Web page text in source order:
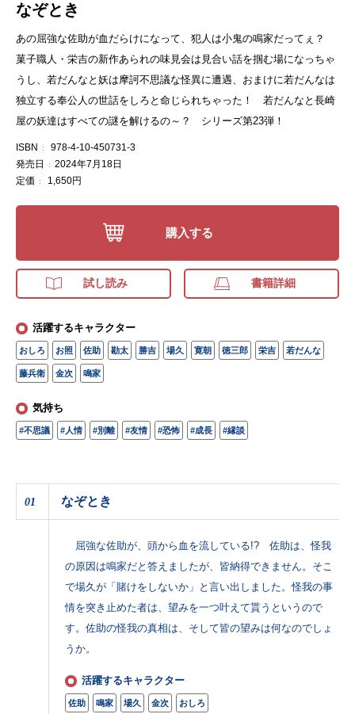
なぞとき
あの屈強な佐助が血だらけになって、犯人は小鬼の鳴家だってぇ？
菓子職人・栄吉の新作あられの味見会は見合い話を掴む場になっちゃ
うし、若だんなと妖は摩訶不思議な怪異に遭遇、おまけに若だんなは
独立する奉公人の世話をしろと命じられちゃった！ 若だんなと長崎
屋の妖達はすべての謎を解けるの～？ シリーズ第23弾！
ISBN :
978-4-10-450731-3
発売日
: 2024年7月18日
定価 : 1,650円
購入する
試し読み 書籍詳細
活躍するキャラクター
おしろ お照 佐助 勘太 勝吉 場久 寛朝 徳三郎 栄吉 若だんな
藤兵衛 金次 鳴家
気持ち
#不思議 #人情 #別離 #友情 #恐怖 #成長 #縁談
01 なぞとき
屈強な佐助が、頭から血を流している!? 佐助は、怪我
の原因は鳴家だと答えましたが、皆納得できません。そこ
で場久が「賭けをしないか」と言い出しました。怪我の事
情を突き止めた者は、望みを一つ叶えて貰うというので
す。佐助の怪我の真相は、そして皆の望みは何なのでしょ
うか。
活躍するキャラクター
佐助 鳴家 場久 金次 おしろ